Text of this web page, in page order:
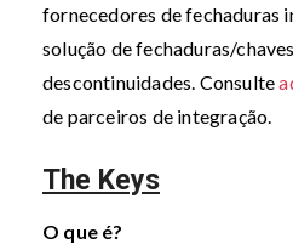
fornecedores de fechaduras
solução de fechaduras/
descontinuidades. Consulte
de parceiros de integração.
The Keys
O que é?